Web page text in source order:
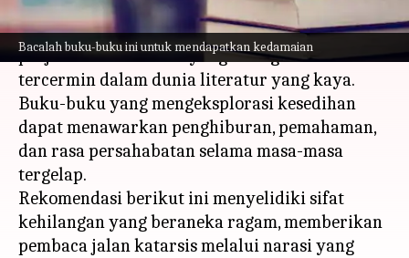
Bacalah buku-buku ini untuk mendapatkan kedamaian
Kesedihan adalah pengalaman universal, sebuah
perjalanan emosional yang sering kali
tercermin dalam dunia literatur yang kaya.
Buku-buku yang mengeksplorasi kesedihan
dapat menawarkan penghiburan, pemahaman,
dan rasa persahabatan selama masa-masa
tergelap.
Rekomendasi berikut ini menyelidiki sifat
kehilangan yang beraneka ragam, memberikan
pembaca jalan katarsis melalui narasi yang